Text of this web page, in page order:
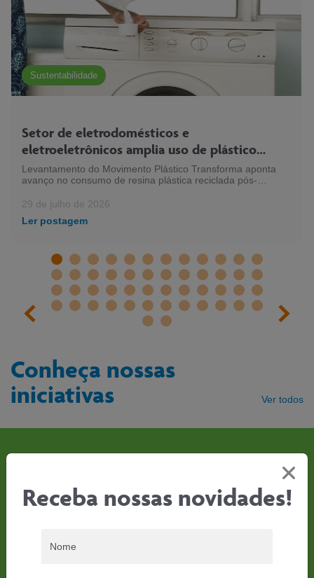
Sustentabilidade
Setor de eletrodomésticos e
eletroeletrônicos amplia uso de plástico
reciclado e chega a 54 mil toneladas
Levantamento do Movimento Plástico Transforma aponta
avanço no consumo de resina plástica reciclada pós-
indústria eletroeletrônica no país
29 de julho de 2026
Ler postagem
Conheça nossas
iniciativas
Ver todos
Museu Catavento
Receba nossas novidades!